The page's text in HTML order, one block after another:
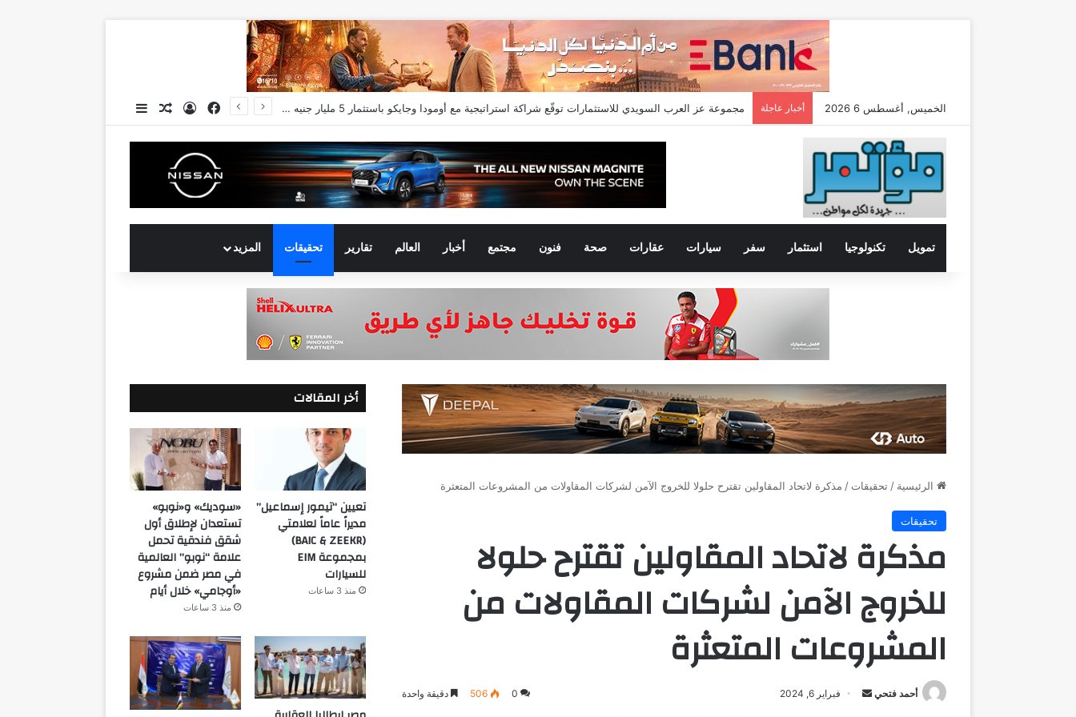
الخميس, أغسطس 6 2026 أخبار عاجلة تعيين “تيمور إسماعيل” مديراً عاماً لعلامتي (BAIC & ZEEKR) بمجموعة EIM للسيارات فيسبوكتسجيل الدخول
مقال عشوائي
إضافة عمود جانبي
تمويل تكنولوجيا استثمار سفر سيارات عقارات صحة فنون مجتمع أخبار العالم تقارير تحقيقات المزيد
الرئيسية / تحقيقات / مذكرة لاتحاد المقاولين تقترح حلولا للخروج الآمن لشركات المقاولات من المشروعات المتعثرة
تحقيقات
مذكرة لاتحاد المقاولين تقترح حلولا
للخروج الآمن لشركات المقاولات من
المشروعات المتعثرة
أحمد فتحي
أرسل فبراير 6, 2024 0
506 دقيقة واحدة
أخر المقالات
تعيين “تيمور إسماعيل”
مديراً عاماً لعلامتي
(BAIC & ZEEKR)
بمجموعة EIM
للسيارات
منذ 3 ساعات
«سوديك» و«نوبو»
تستعدان لإطلاق أول
شقق فندقية تحمل
علامة “نوبو” العالمية
في مصر ضمن مشروع
«أوجامي» خلال أيام
منذ 3 ساعات